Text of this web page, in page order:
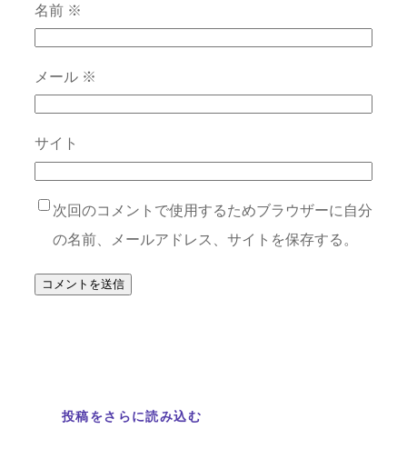
名前 ※
メール ※
サイト
次回のコメントで使用するためブラウザーに自分
の名前、メールアドレス、サイトを保存する。
投稿をさらに読み込む